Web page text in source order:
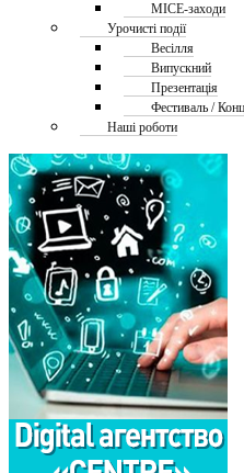
MICE-заходи
Урочисті події
Весілля
Випускний
Презентація
Фестиваль /
Наші роботи